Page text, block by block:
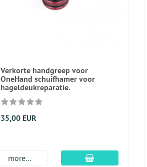
Verkorte handgreep voor
OneHand schuifhamer voor
hageldeukreparatie.
35,00 EUR
more... In winkelmandje